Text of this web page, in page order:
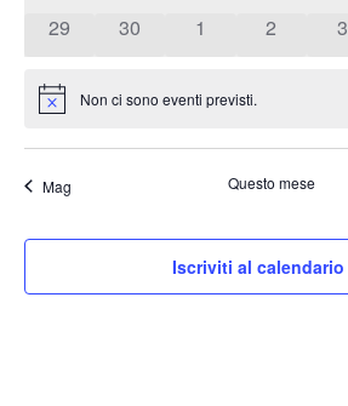
29
30 1 2 3
Notice Non ci sono eventi previsti.
Mag Questo mese
Iscriviti al calendario